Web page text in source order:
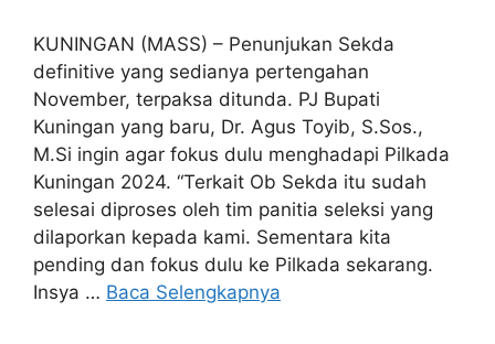
KUNINGAN (MASS) – Penunjukan Sekda
definitive yang sedianya pertengahan
November, terpaksa ditunda. PJ Bupati
Kuningan yang baru, Dr. Agus Toyib, S.Sos.,
M.Si ingin agar fokus dulu menghadapi Pilkada
Kuningan 2024. “Terkait Ob Sekda itu sudah
selesai diproses oleh tim panitia seleksi yang
dilaporkan kepada kami. Sementara kita
pending dan fokus dulu ke Pilkada sekarang.
Insya … Baca Selengkapnya